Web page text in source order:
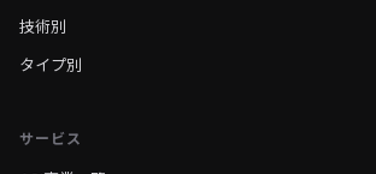
技術別
タイプ別
サービス